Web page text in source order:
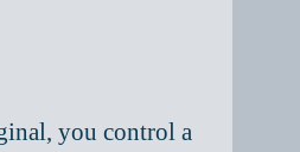
you control a